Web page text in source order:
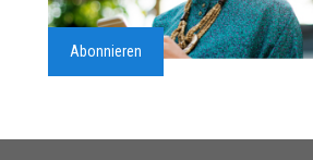
Abonnieren